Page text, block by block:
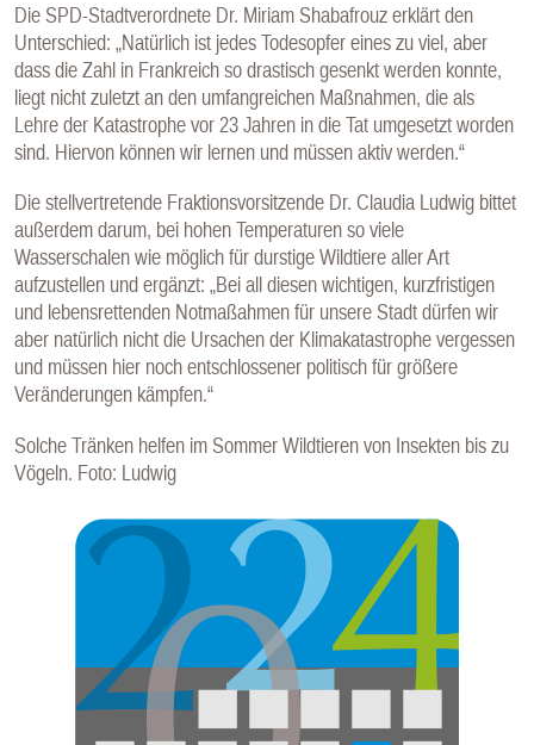
Die SPD-Stadtverordnete Dr. Miriam Shabafrouz erklärt den
Unterschied: „Natürlich ist jedes Todesopfer eines zu viel, aber
dass die Zahl in Frankreich so drastisch gesenkt werden konnte,
liegt nicht zuletzt an den umfangreichen Maßnahmen, die als
Lehre der Katastrophe vor 23 Jahren in die Tat umgesetzt worden
sind. Hiervon können wir lernen und müssen aktiv werden.“
Die stellvertretende Fraktionsvorsitzende Dr. Claudia Ludwig bittet
außerdem darum, bei hohen Temperaturen so viele
Wasserschalen wie möglich für durstige Wildtiere aller Art
aufzustellen und ergänzt: „Bei all diesen wichtigen, kurzfristigen
und lebensrettenden Notmaßahmen für unsere Stadt dürfen wir
aber natürlich nicht die Ursachen der Klimakatastrophe vergessen
und müssen hier noch entschlossener politisch für größere
Veränderungen kämpfen.“
Solche Tränken helfen im Sommer Wildtieren von Insekten bis zu
Vögeln. Foto: Ludwig